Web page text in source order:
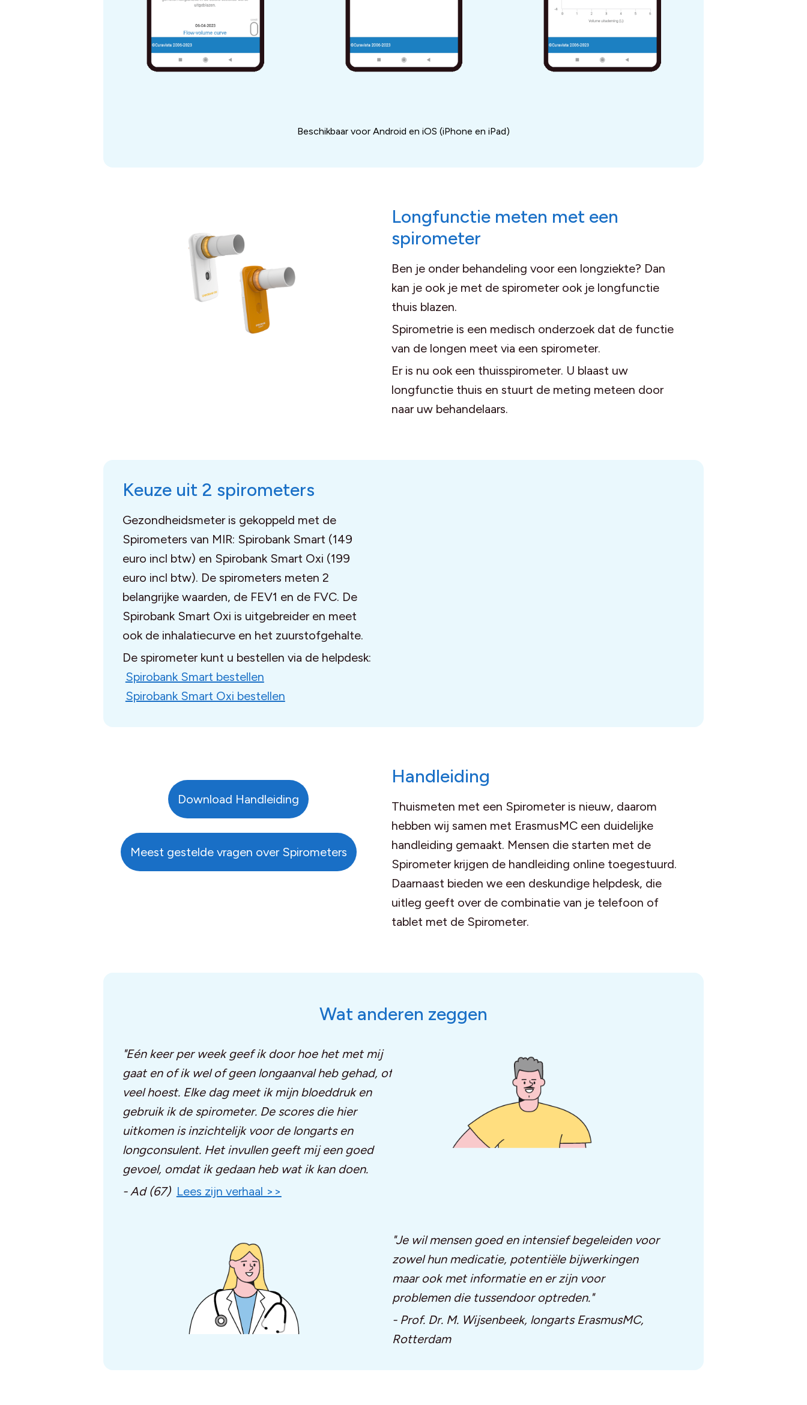
Beschikbaar voor Android en iOS (iPhone en iPad)
Longfunctie meten met een
spirometer
Ben je onder behandeling voor een longziekte? Dan
kan je ook je met de spirometer ook je longfunctie
thuis blazen.
Spirometrie is een medisch onderzoek dat de functie
van de longen meet via een spirometer.
Er is nu ook een thuisspirometer. U blaast uw
longfunctie thuis en stuurt de meting meteen door
naar uw behandelaars.
Keuze uit 2 spirometers
Gezondheidsmeter is gekoppeld met de
Spirometers van MIR: Spirobank Smart (149
euro incl btw) en Spirobank Smart Oxi (199
euro incl btw). De spirometers meten 2
belangrijke waarden, de FEV1 en de FVC. De
Spirobank Smart Oxi is uitgebreider en meet
ook de inhalatiecurve en het zuurstofgehalte.
De spirometer kunt u bestellen via de helpdesk:
Spirobank Smart bestellen
Spirobank Smart Oxi bestellen
Download Handleiding
Meest gestelde vragen over Spirometers
Handleiding
Thuismeten met een Spirometer is nieuw, daarom
hebben wij samen met ErasmusMC een duidelijke
handleiding gemaakt. Mensen die starten met de
Spirometer krijgen de handleiding online toegestuurd.
Daarnaast bieden we een deskundige helpdesk, die
uitleg geeft over de combinatie van je telefoon of
tablet met de Spirometer.
Wat anderen zeggen
"Eén keer per week geef ik door hoe het met mij
gaat en of ik wel of geen longaanval heb gehad, of
veel hoest. Elke dag meet ik mijn bloeddruk en
gebruik ik de spirometer. De scores die hier
uitkomen is inzichtelijk voor de longarts en
longconsulent. Het invullen geeft mij een goed
gevoel, omdat ik gedaan heb wat ik kan doen.
- Ad (67) Lees zijn verhaal >>
"Je wil mensen goed en intensief begeleiden voor
zowel hun medicatie, potentiële bijwerkingen
maar ook met informatie en er zijn voor
problemen die tussendoor optreden."
- Prof. Dr. M. Wijsenbeek, longarts ErasmusMC,
Rotterdam